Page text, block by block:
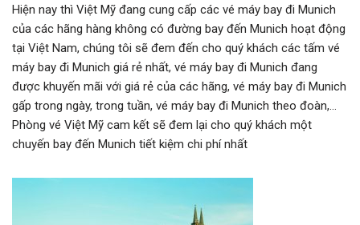
Hiện nay thì Việt Mỹ đang cung cấp các vé máy bay đi Munich
của các hãng hàng không có đường bay đến Munich hoạt động
tại Việt Nam, chúng tôi sẽ đem đến cho quý khách các tấm vé
máy bay đi Munich giá rẻ nhất, vé máy bay đi Munich đang
được khuyến mãi với giá rẻ của các hãng, vé máy bay đi Munich
gấp trong ngày, trong tuần, vé máy bay đi Munich theo đoàn,…
Phòng vé Việt Mỹ cam kết sẽ đem lại cho quý khách một
chuyến bay đến Munich tiết kiệm chi phí nhất